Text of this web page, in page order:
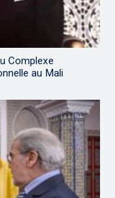
Complexe
au Mali